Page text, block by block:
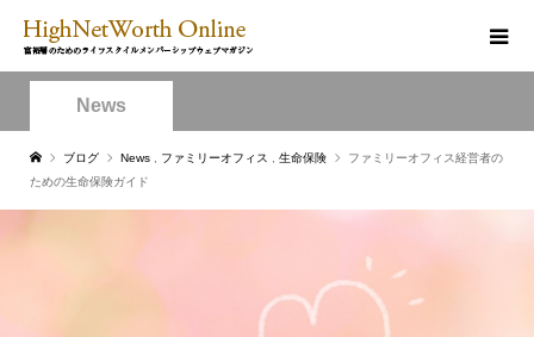
News
ブログ News ファミリーオフィス 生命保険
ファミリーオフィス経営者の
ための生命保険ガイド